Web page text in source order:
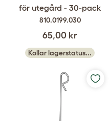
för utegård - 30-pack
810.0199.030
65,00 kr
Kollar lagerstatus...